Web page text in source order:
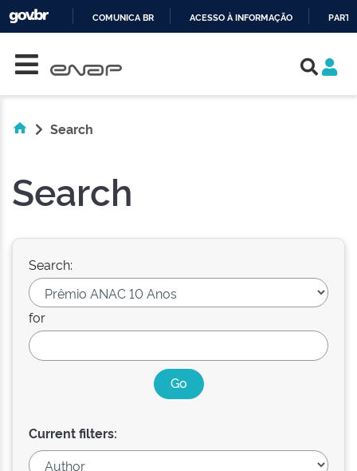
COMUNICA BR ACESSO À INFORMAÇÃO
Search
Search
Search:
for
Current filters: